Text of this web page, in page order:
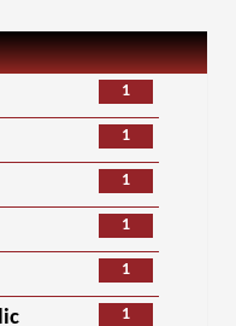
1
1
1
1
1
1